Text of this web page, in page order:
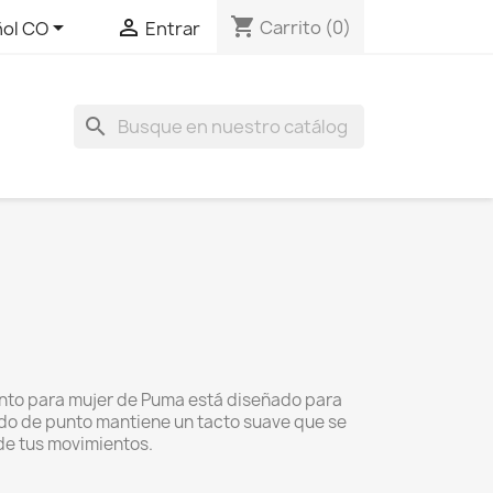
CO  Entrar shopping_cart Carrito (0)
search
para mujer de Puma está diseñado para
de punto mantiene un tacto suave que se
tus movimientos.